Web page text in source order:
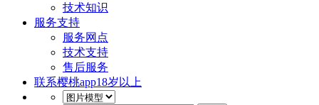
技术知识
服务支持
服务网点
技术支持
售后服务
联系樱桃app18岁以上